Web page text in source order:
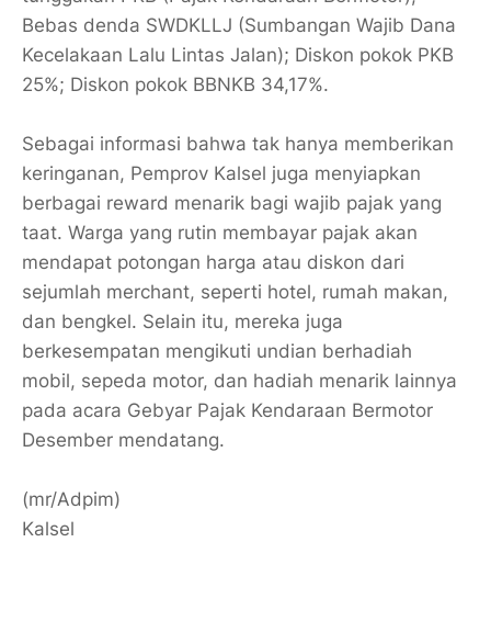
Bebas denda SWDKLLJ (Sumbangan Wajib Dana
Kecelakaan Lalu Lintas Jalan); Diskon pokok PKB
25%; Diskon pokok BBNKB 34,17%.
Sebagai informasi bahwa tak hanya memberikan
keringanan, Pemprov Kalsel juga menyiapkan
berbagai reward menarik bagi wajib pajak yang
taat. Warga yang rutin membayar pajak akan
mendapat potongan harga atau diskon dari
sejumlah merchant, seperti hotel, rumah makan,
dan bengkel. Selain itu, mereka juga
berkesempatan mengikuti undian berhadiah
mobil, sepeda motor, dan hadiah menarik lainnya
pada acara Gebyar Pajak Kendaraan Bermotor
Desember mendatang.
(mr/Adpim)
Kalsel